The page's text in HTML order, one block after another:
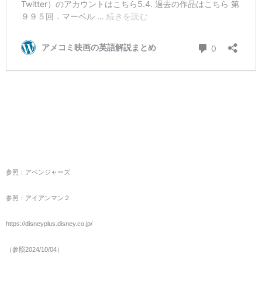
参照：アベンジャーズ
参照：アイアンマン２
https://disneyplus.disney.co.jp/
（参照2024/10/04）